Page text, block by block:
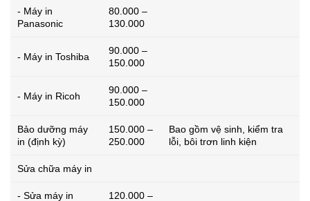
- Máy in
Panasonic
80.000 –
130.000
- Máy in Toshiba
90.000 –
150.000
- Máy in Ricoh
90.000 –
150.000
Bảo dưỡng máy
in (định kỳ)
150.000 –
250.000
Bao gồm vệ sinh, kiểm tra
lỗi, bôi trơn linh kiện
Sửa chữa máy in
- Sửa máy in 120.000 –